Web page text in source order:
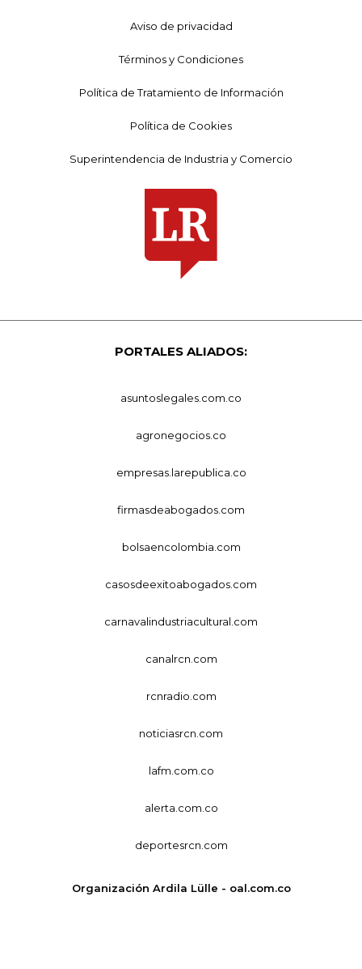
Aviso de privacidad
Términos y Condiciones
Política de Tratamiento de Información
Política de Cookies
Superintendencia de Industria y Comercio
PORTALES ALIADOS:
asuntoslegales.com.co
agronegocios.co
empresas.larepublica.co
firmasdeabogados.com
bolsaencolombia.com
casosdeexitoabogados.com
carnavalindustriacultural.com
canalrcn.com
rcnradio.com
noticiasrcn.com
lafm.com.co
alerta.com.co
deportesrcn.com
Organización Ardila Lülle - oal.com.co